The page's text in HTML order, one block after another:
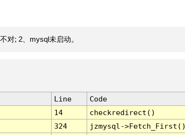
对; 2、mysql未启动。
Line
Code
14
checkredirect()
324
jzmysql-